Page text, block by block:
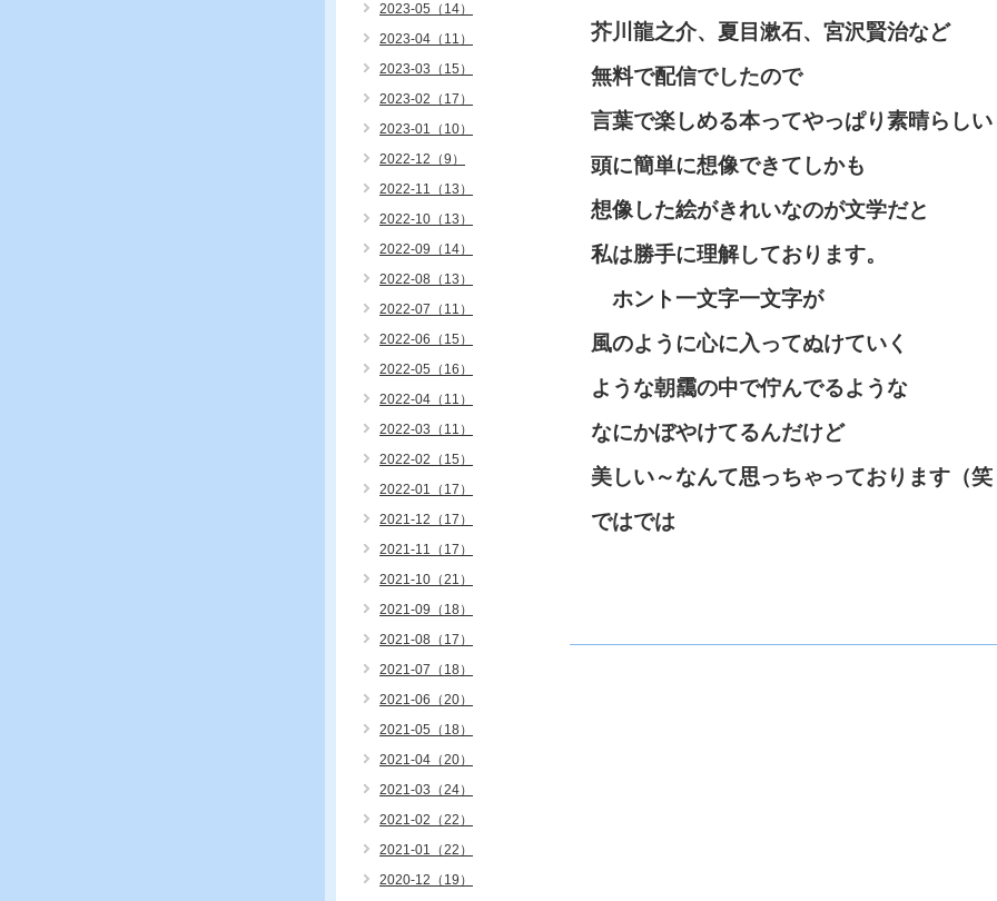
芥川龍之介、夏目漱石、宮沢賢治など
無料で配信でしたので
言葉で楽しめる本ってやっぱり素晴らしい
頭に簡単に想像できてしかも
想像した絵がきれいなのが文学だと
私は勝手に理解しております。
ホント一文字一文字が
風のように心に入ってぬけていく
ような朝靄の中で佇んでるような
なにかぼやけてるんだけど
美しい～なんて思っちゃっております（笑
ではでは
2023-05（14）
2023-04（11）
2023-03（15）
2023-02（17）
2023-01（10）
2022-12（9）
2022-11（13）
2022-10（13）
2022-09（14）
2022-08（13）
2022-07（11）
2022-06（15）
2022-05（16）
2022-04（11）
2022-03（11）
2022-02（15）
2022-01（17）
2021-12（17）
2021-11（17）
2021-10（21）
2021-09（18）
2021-08（17）
2021-07（18）
2021-06（20）
2021-05（18）
2021-04（20）
2021-03（24）
2021-02（22）
2021-01（22）
2020-12（19）